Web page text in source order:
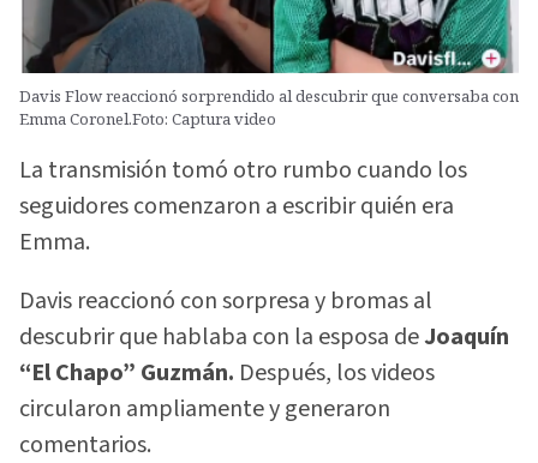
Davis Flow reaccionó sorprendido al descubrir que conversaba con
Emma Coronel.Foto: Captura video
La transmisión tomó otro rumbo cuando los
seguidores comenzaron a escribir quién era
Emma.
Davis reaccionó con sorpresa y bromas al
descubrir que hablaba con la esposa deJoaquín
“El Chapo” Guzmán. Después, los videos
circularon ampliamente y generaron
comentarios.